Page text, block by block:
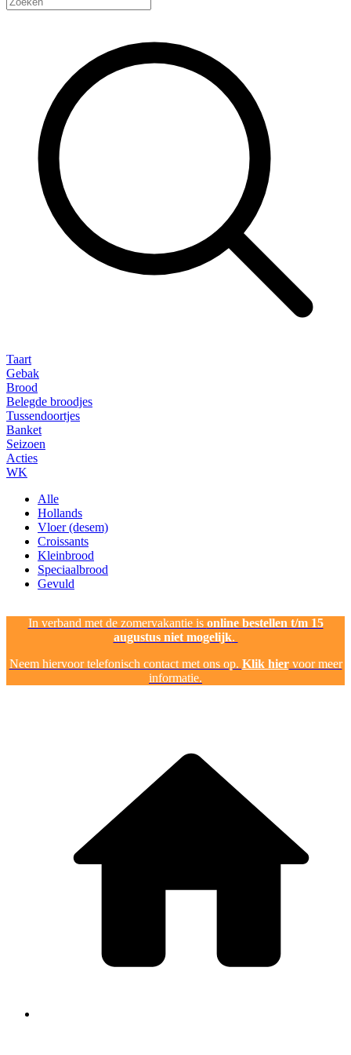
Taart
Gebak
Brood
Belegde broodjes
Tussendoortjes
Banket
Seizoen
Acties
WK
Alle
Hollands
Vloer (desem)
Croissants
Kleinbrood
Speciaalbrood
Gevuld
In verband met de zomervakantie is online bestellen t/m 15
augustus niet mogelijk.
Neem hiervoor telefonisch contact met ons op. Klik hiervoor meer
informatie.